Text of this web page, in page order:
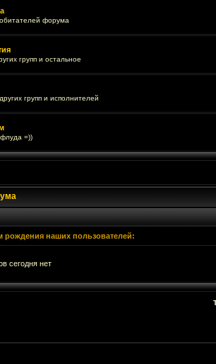
форума
групп и остальное
групп и исполнителей
=))
рождения наших пользователей:
сегодня нет